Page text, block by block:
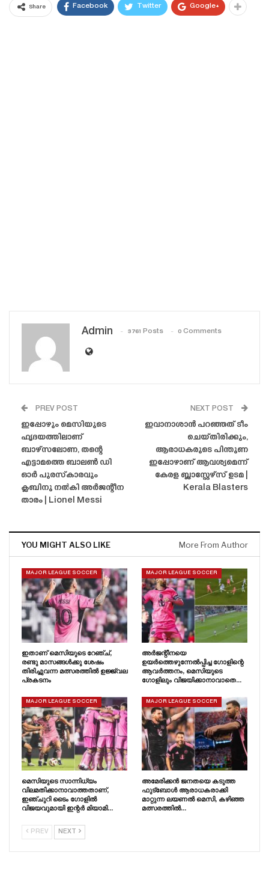
Share Facebook Twitter Google+
Admin 3761 Posts 0 Comments
PREV POST
ഇപ്പോഴും മെസിയുടെ
ഹൃദയത്തിലാണ്
ബാഴ്‌സലോണ, തന്റെ
എട്ടാമത്തെ ബാലൺ ഡി
ഓർ പുരസ്‌കാരവും
ക്ലബിനു നൽകി അർജന്റീന
താരം | Lionel Messi
NEXT POST
ഇവാനാശാൻ പറഞ്ഞത് ടീം
ചെയ്‌തിരിക്കും,
ആരാധകരുടെ പിന്തുണ
ഇപ്പോഴാണ് ആവശ്യമെന്ന്
കേരള ബ്ലാസ്റ്റേഴ്‌സ് ഉടമ |
Kerala Blasters
YOU MIGHT ALSO LIKE More From Author
MAJOR LEAGUE SOCCER
ഇതാണ് മെസിയുടെ റേഞ്ച്,
രണ്ടു മാസങ്ങൾക്കു ശേഷം
തിരിച്ചുവന്ന മത്സരത്തിൽ ഉജ്ജ്വല
പ്രകടനം
MAJOR LEAGUE SOCCER
അർജന്റീനയെ
ഉയർത്തെഴുന്നേൽപ്പിച്ച ഗോളിന്റെ
ആവർത്തനം, മെസിയുടെ
ഗോളിലും വിജയിക്കാനാവാതെ…
MAJOR LEAGUE SOCCER
മെസിയുടെ സാന്നിധ്യം
വിലമതിക്കാനാവാത്തതാണ്,
ഇഞ്ചുറി ടൈം ഗോളിൽ
വിജയവുമായി ഇന്റർ മിയാമി…
MAJOR LEAGUE SOCCER
അമേരിക്കൻ ജനതയെ കടുത്ത
ഫുട്ബോൾ ആരാധകരാക്കി
മാറ്റുന്ന ലയണൽ മെസി, കഴിഞ്ഞ
മത്സരത്തിൽ…
PREV NEXT